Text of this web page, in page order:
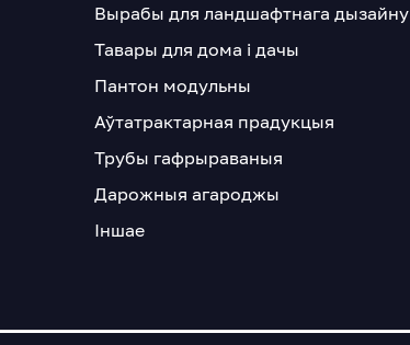
Вырабы для ландшафтнага дызайну
Тавары для дома і дачы
Пантон модульны
Аўтатрактарная прадукцыя
Трубы гафрыраваныя
Дарожныя агароджы
Іншае